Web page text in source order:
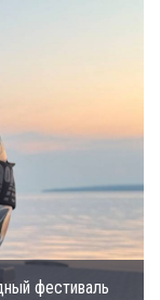
фестиваль